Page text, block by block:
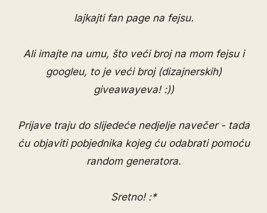
lajkajti fan page na fejsu.
Ali imajte na umu, što veći broj na mom fejsu i
googleu, to je veći broj (dizajnerskih)
giveawayeva! :))
Prijave traju do slijedeće nedjelje navečer - tada
ću objaviti pobjednika kojeg ću odabrati pomoću
random generatora.
Sretno! :*